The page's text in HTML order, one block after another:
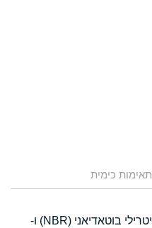
תאימות כימית
גומי ניטרילי, הידוע גם בשם גומי ניטרילי בוטאדיאני (NBR) ו-